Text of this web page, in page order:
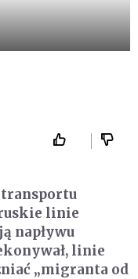
linie
napływu
linie
„migranta od